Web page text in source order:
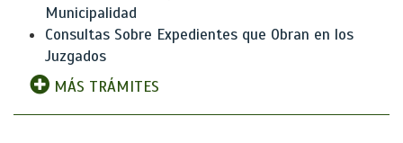
Municipalidad
Consultas Sobre Expedientes que Obran en los
Juzgados
MÁS TRÁMITES